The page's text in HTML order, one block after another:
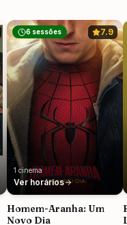
7.9
6 sessões
1 cinema
Ver horários
Homem-Aranha: Um
Novo Dia